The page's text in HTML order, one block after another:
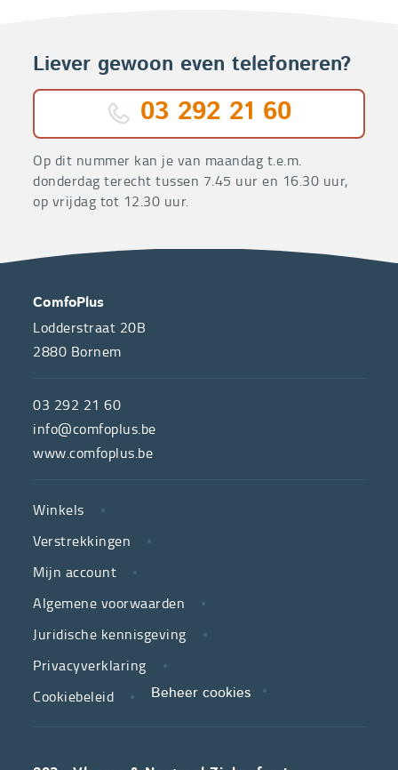
Liever gewoon even telefoneren?
03 292 21 60
Op dit nummer kan je van maandag t.e.m.
donderdag terecht tussen 7.45 uur en 16.30 uur,
op vrijdag tot 12.30 uur.
OVER
ONS
de
hulpmiddelenwinkel
van
neutrale
ziekenfondsen,
is
partner
in
zorg.
We
CONTACT
ComfoPlus
Lodderstraat 20B
2880 Bornem
03 292 21 60
info@comfoplus.be
www.comfoplus.be
LINKS
Winkels
Verstrekkingen
Mijn account
Algemene voorwaarden
Juridische kennisgeving
Privacyverklaring
Cookiebeleid
Beheer cookies